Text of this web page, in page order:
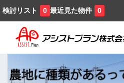
検討リスト 0 最近見た物件 0